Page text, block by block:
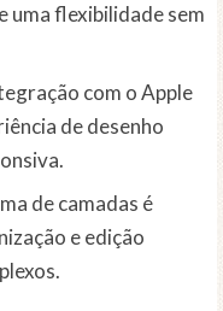
uma flexibilidade sem
com o Apple
de desenho
de camadas é
e edição